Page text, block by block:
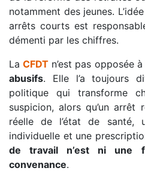
notamment des jeunes.
arrêts courts est
démenti par les chiffres.
LaCFDT n’est pas opposée
abusifs. Elle l’a toujours
politique qui transforme
suspicion, alors qu’un arrêt
réelle de l’état de santé,
individuelle et une
de travail n’est ni une
convenance.